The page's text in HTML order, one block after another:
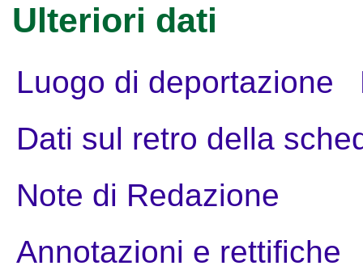
Ulteriori dati
Luogo di deportazione
Dati sul retro della
Note di Redazione
Annotazioni e rettifiche